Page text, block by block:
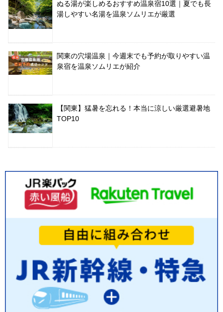
ぬる湯が楽しめるおすすめ温泉宿10選｜夏でも長
湯しやすい名湯を温泉ソムリエが厳選
関東の穴場温泉｜今週末でも予約が取りやすい温
泉宿を温泉ソムリエが紹介
【関東】猛暑を忘れる！本当に涼しい厳選避暑地
TOP10